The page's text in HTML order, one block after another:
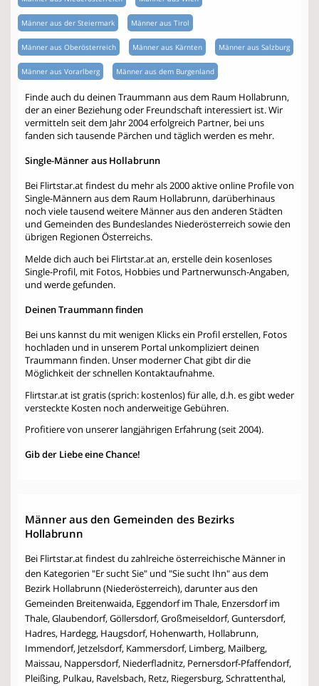
Männer aus der Steiermark Männer aus Tirol
Männer aus Oberösterreich Männer aus Kärnten Männer aus Salzburg
Männer aus Vorarlberg Männer aus dem Burgenland
Finde auch du deinen Traummann aus dem Raum Hollabrunn,
der an einer Beziehung oder Freundschaft interessiert ist. Wir
vermitteln seit dem Jahr 2004 erfolgreich Partner, bei uns
fanden sich tausende Pärchen und täglich werden es mehr.
Single-Männer aus Hollabrunn
Bei Flirtstar.at findest du mehr als 2000 aktive online Profile von
Single-Männern aus dem Raum Hollabrunn, darüberhinaus
noch viele tausend weitere Männer aus den anderen Städten
und Gemeinden des Bundeslandes Niederösterreich sowie den
übrigen Regionen Österreichs.
Melde dich auch bei Flirtstar.at an, erstelle dein kosenloses
Single-Profil, mit Fotos, Hobbies und Partnerwunsch-Angaben,
und werde gefunden.
Deinen Traummann finden
Bei uns kannst du mit wenigen Klicks ein Profil erstellen, Fotos
hochladen und in unserem Portal unkompliziert deinen
Traummann finden. Unser moderner Chat gibt dir die
Möglichkeit der schnellen Kontaktaufnahme.
Flirtstar.at ist gratis (sprich: kostenlos) für alle, d.h. es gibt weder
versteckte Kosten noch anderweitige Gebühren.
Profitiere von unserer langjährigen Erfahrung (seit 2004).
Gib der Liebe eine Chance!
Männer aus den Gemeinden des Bezirks
Hollabrunn
Bei Flirtstar.at findest du zahlreiche österreichische Männer in
den Kategorien "Er sucht Sie" und "Sie sucht Ihn" aus dem
Bezirk Hollabrunn (Niederösterreich), darunter aus den
Gemeinden Breitenwaida, Eggendorf im Thale, Enzersdorf im
Thale, Glaubendorf, Göllersdorf, Großmeiseldorf, Guntersdorf,
Hadres, Hardegg, Haugsdorf, Hohenwarth, Hollabrunn,
Immendorf, Jetzelsdorf, Kammersdorf, Limberg, Mailberg,
Maissau, Nappersdorf, Niederfladnitz, Pernersdorf-Pfaffendorf,
Pleißing, Pulkau, Ravelsbach, Retz, Riegersburg, Schrattenthal,